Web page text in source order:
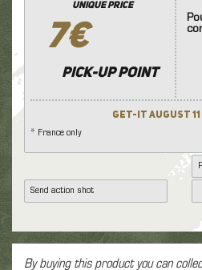
unique price
7€
Pick-up point
Get-it August 11
* France only
Send action shot
By buying this product you can